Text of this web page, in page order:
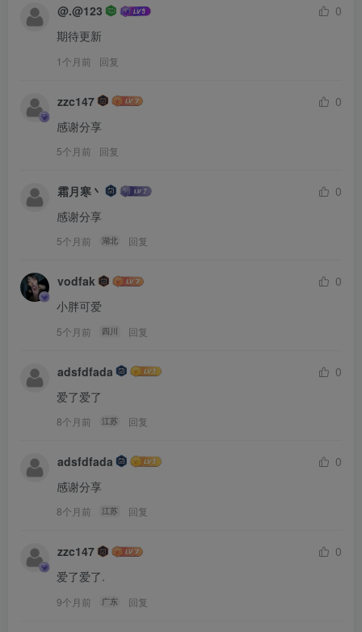
@.@123
0
期待更新
1个月前 回复
zzc147
0
感谢分享
5个月前 回复
霜月寒丶
0
感谢分享
5个月前 湖北 回复
vodfak
0
小胖可爱
5个月前 四川 回复
adsfdfada
0
爱了爱了
8个月前 江苏 回复
adsfdfada
0
感谢分享
8个月前 江苏 回复
zzc147
0
爱了爱了.
9个月前 广东 回复